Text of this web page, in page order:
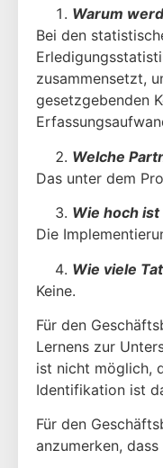
Warum
Bei den
zusammensetzt,
gesetzgebenden
Welche
Das unter dem
Wie hoch
Die
Wie viele
Keine.
Für den
Lernens zur
ist nicht möglich,
Identifikation ist
Für den
anzumerken,